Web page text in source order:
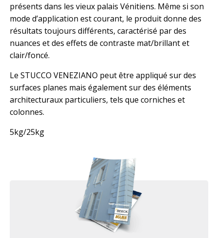
présents dans les vieux palais Vénitiens. Même si son
mode d’application est courant, le produit donne des
résultats toujours différents, caractérisé par des
nuances et des effets de contraste mat/brillant et
clair/foncé.
Le STUCCO VENEZIANO peut être appliqué sur des
surfaces planes mais également sur des éléments
architecturaux particuliers, tels que corniches et
colonnes.
5kg/25kg